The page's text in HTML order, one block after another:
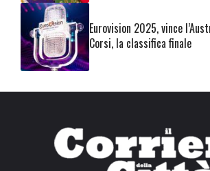
Eurovision 2025, vince
Corsi, la classifica finale